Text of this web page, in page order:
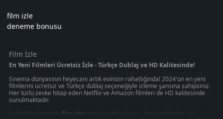
film izle
deneme bonusu
Film İzle
En Yeni Filmleri Ücretsiz İzle - Türkçe Dublaj ve HD Kalitesinde!
Sinema dünyasının heyecanı artık evinizin rahatlığında! 2024'ün en yeni
filmlerini ücretsiz ve Türkçe dublaj seçeneğiyle izleme şansına sahipsiniz.
Her türlü zevke hitap eden Netflix ve Amazon filmleri de HD kalitesinde
sunulmaktadır.
Full HD kalitesinde film izle menin keyfini çıkarın. Aksiyon filmleri, sizi